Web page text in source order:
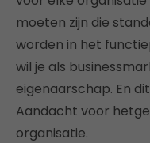
moeten zijn die
worden in het
wil je als
eigenaarschap. En
Aandacht voor
organisatie.